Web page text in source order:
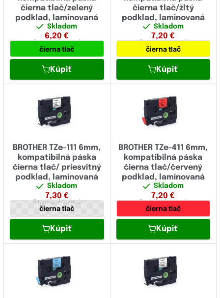
9.00
11.70
12.00
16.00
18.00
23.60
24.00
36.00
38.00
čierna tlač/zelený
podklad, laminovaná
Skladom
6,20 €
6 mmlaminovaná
čierna tlač
Kúpiť
čierna tlač/žltý
podklad, laminovaná
Skladom
7,20 €
6 mmlaminovaná
čierna tlač
Kúpiť
BROTHER TZe-111 6mm,
kompatibilná páska
čierna tlač/ priesvitný
podklad, laminovaná
Skladom
7,30 €
6 mmlaminovaná
čierna tlač
Kúpiť
BROTHER TZe-411 6mm,
kompatibilná páska
čierna tlač/červený
podklad, laminovaná
Skladom
7,20 €
6 mmlaminovaná
čierna tlač
Kúpiť